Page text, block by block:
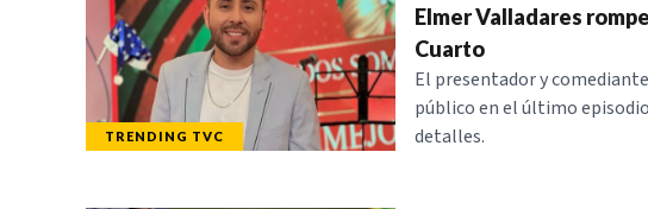
TRENDING TVC
Elmer Valladares
Cuarto
El presentador y
público en el último
detalles.